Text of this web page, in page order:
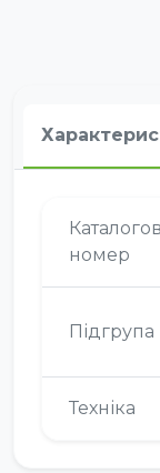
номер
Підгрупа
Техніка